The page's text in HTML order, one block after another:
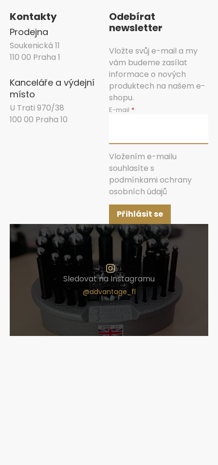
Kontakty
Prodejna
Soukenická 11
110 00 Praha 1
Kanceláře a výdejní
místo
U Trati 970/38
100 00 Praha 10
Odebírat
newsletter
Vložte svůj e-mail a my
vám budeme zasílat
informace o nových
produktech na našem e-
shopu.
E-mail
Vložením e-mailu
souhlasíte s
podmínkami ochrany
osobních údajů
Přihlásit se
Sledovat na Instagramu